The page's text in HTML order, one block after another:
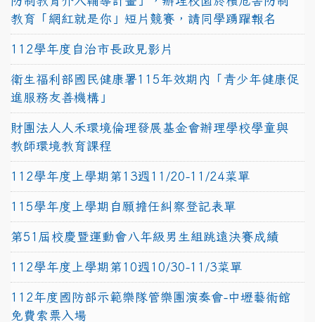
教育「網紅就是你」短片競賽，請同學踴躍報名
112學年度自治市長政見影片
衛生福利部國民健康署115年效期內「青少年健康促
進服務友善機構」
財團法人人禾環境倫理發展基金會辦理學校學童與
教師環境教育課程
112學年度上學期第13週11/20-11/24菜單
115學年度上學期自願擔任糾察登記表單
第51屆校慶暨運動會八年級男生組跳遠決賽成績
112學年度上學期第10週10/30-11/3菜單
112年度國防部示範樂隊管樂團演奏會-中壢藝術館
免費索票入場